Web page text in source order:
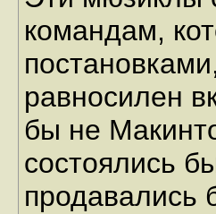
командам,
равносилен
бы не
состоялись
продавались